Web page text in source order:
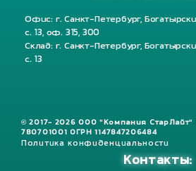
Офис: г. Санкт-Петербург,
с. 13, оф. 315, 300
Склад: г. Санкт-Петербург,
с. 13
© 2017- 2026 ООО "Компания СтарЛайт"
780701001 ОГРН 1147847206484
Политика конфиденциальности
Контакты: